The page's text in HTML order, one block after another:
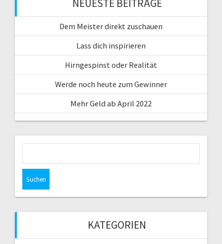
NEUESTE BEITRÄGE
Dem Meister direkt zuschauen
Lass dich inspirieren
Hirngespinst oder Realität
Werde noch heute zum Gewinner
Mehr Geld ab April 2022
KATEGORIEN